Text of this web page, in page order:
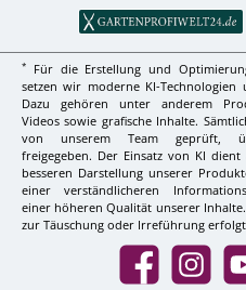
*
Für die Erstellung und
setzen wir moderne KI-Technologien
Dazu gehören unter anderem
Videos sowie grafische Inhalte.
von unserem Team geprüft,
freigegeben. Der Einsatz von KI dient
besseren Darstellung unserer
einer verständlicheren
einer höheren Qualität unserer
zur Täuschung oder Irreführung
Facebook Instagram